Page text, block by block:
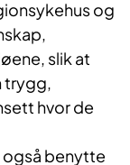
og
slik at
trygg,
hvor de
også benytte